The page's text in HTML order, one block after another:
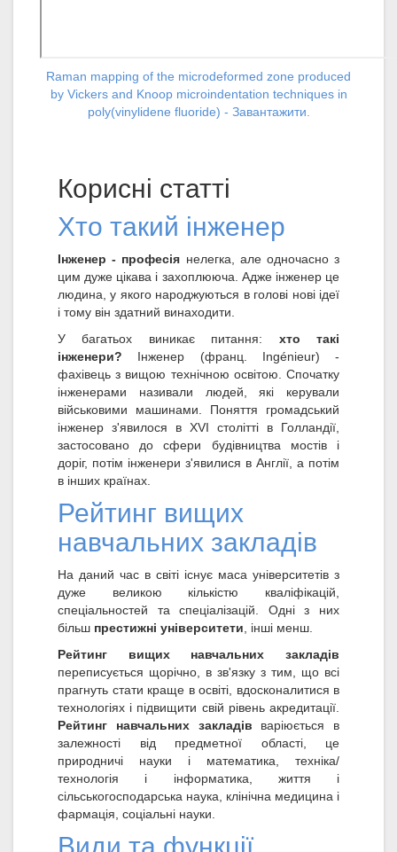
Raman mapping of the microdeformed zone produced
by Vickers and Knoop microindentation techniques in
poly(vinylidene fluoride) - Завантажити.
Корисні статті
Хто такий інженер
Інженер - професія нелегка, але одночасно з
цим дуже цікава і захоплююча. Адже інженер це
людина, у якого народжуються в голові нові ідеї
і тому він здатний винаходити.
У багатьох виникає питання: хто такі
інженери? Інженер (франц. Ingénieur) -
фахівець з вищою технічною освітою. Спочатку
інженерами називали людей, які керували
військовими машинами. Поняття громадський
інженер з'явилося в XVI столітті в Голландії,
застосовано до сфери будівництва мостів і
доріг, потім інженери з'явилися в Англії, а потім
в інших країнах.
Рейтинг вищих
навчальних закладів
На даний час в світі існує маса університетів з
дуже великою кількістю кваліфікацій,
спеціальностей та спеціалізацій. Одні з них
більш престижні університети , інші менш.
Рейтинг вищих навчальних закладів
переписується щорічно, в зв'язку з тим, що всі
прагнуть стати краще в освіті, вдосконалитися в
технологіях і підвищити свій рівень акредитації.
Рейтинг навчальних закладів варіюється в
залежності від предметної області, це
природничі науки і математика, техніка/
технологія і інформатика, життя і
сільськогосподарська наука, клінічна медицина і
фармація, соціальні науки.